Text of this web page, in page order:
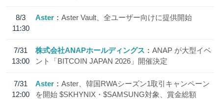
8/3
11:30
Aster Aster Vault、全ユーザー向けに提供開始
7/31
13:00
株式会社ANAPホールディングス
ANAP が大型イベ
ント「BITCOIN JAPAN 2026」開催決定
7/31
12:00
Aster
Aster、韓国RWAシーズン1取引キャンペーン
を開始 $SKHYNIX・$SAMSUNG対象、賞金総額